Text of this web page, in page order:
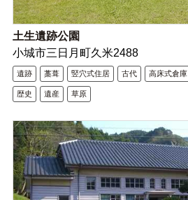
土生遺跡公園
小城市三日月町久米2488
遺跡 藁葺 竪穴式住居 古代 高床式倉庫
歴史 遺産 草原